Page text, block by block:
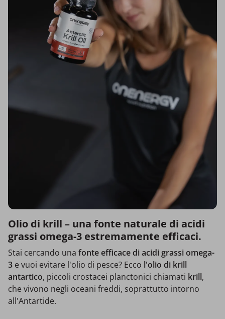
Olio di krill – una fonte naturale di acidi
grassi omega-3 estremamente efficaci.
Stai cercando una fonte efficace di acidi grassi omega-
3 e vuoi evitare l'olio di pesce? Ecco l'olio di krill
antartico, piccoli crostacei planctonici chiamati krill,
che vivono negli oceani freddi, soprattutto intorno
all'Antartide.